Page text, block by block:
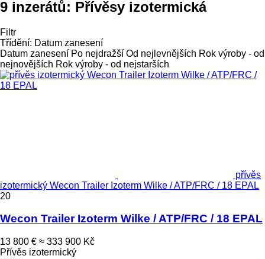
9 inzerátů: Přívěsy izotermická
Filtr
Třídění: Datum zanesení
Datum zanesení Po nejdražší Od nejlevnějších Rok výroby - od
nejnovějších Rok výroby - od nejstarších
přívěs
izotermický Wecon Trailer Izoterm Wilke / ATP/FRC / 18 EPAL
20
Wecon Trailer Izoterm Wilke / ATP/FRC / 18 EPAL
13 800 € ≈ 333 900 Kč
Přívěs izotermický